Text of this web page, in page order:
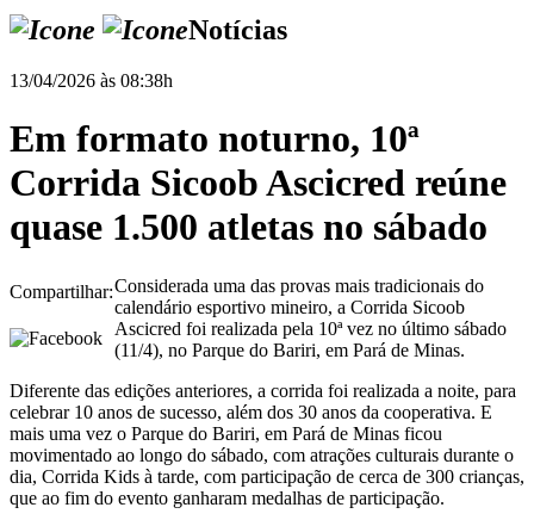
Notícias
13/04/2026 às 08:38h
Em formato noturno, 10ª
Corrida Sicoob Ascicred reúne
quase 1.500 atletas no sábado
Compartilhar:Considerada uma das provas mais tradicionais do
calendário esportivo mineiro, a Corrida Sicoob
Ascicred foi realizada pela 10ª vez no último sábado
(11/4), no Parque do Bariri, em Pará de Minas.
Diferente das edições anteriores, a corrida foi realizada a noite, para
celebrar 10 anos de sucesso, além dos 30 anos da cooperativa. E
mais uma vez o Parque do Bariri, em Pará de Minas ficou
movimentado ao longo do sábado, com atrações culturais durante o
dia, Corrida Kids à tarde, com participação de cerca de 300 crianças,
que ao fim do evento ganharam medalhas de participação.